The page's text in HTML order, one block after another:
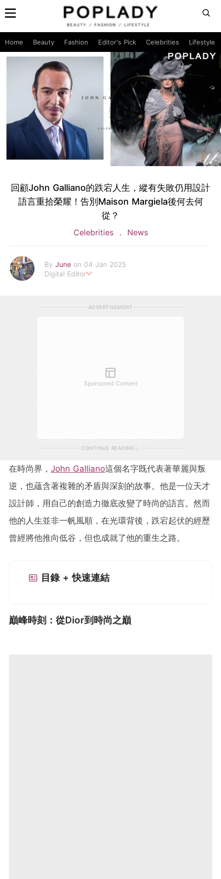
Home Beauty Fashion Editor's Pick Celebrities Lifestyle
回顧John Galliano的跌宕人生，縱有失敗仍用設計
語言重拾榮耀！告別Maison Margiela後何去何
從？
Celebrities News
By June on 04 Jan 2025
Digital Editor
june.huang@poplady-mag.comADVERTISEMENT
Sponsored Content
CONTINUE READING
在時尚界， John Galliano這個名字既代表著華麗與叛
逆，也蘊含著複雜的矛盾與深刻的故事。他是一位天才
設計師，用自己的創造力徹底改變了時尚的語言。然而
他的人生並非一帆風順，在光環背後，跌宕起伏的經歷
曾經將他推向低谷，但也成就了他的重生之路。
目錄 + 快速連結
巔峰時刻：從Dior到時尚之巔